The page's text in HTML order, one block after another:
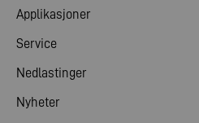
Applikasjoner
Service
Nedlastinger
Nyheter